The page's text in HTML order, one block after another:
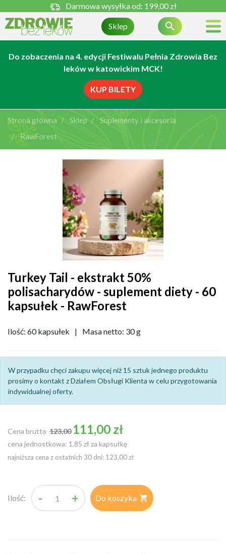
Darmowa wysyłka od: 199,00 zł
Sklep 
Do zobaczenia na 4. edycji Festiwalu Pełnia Zdrowia Bez
leków w katowickim MCK!
KUP BILETY
Strona główna Sklep
Suplementy i akcesoria
RawForest
Turkey Tail - ekstrakt 50%
polisacharydów - suplement diety - 60
kapsułek - RawForest
Ilość: 60 kapsułek | Masa netto: 30 g
W przypadku chęci zakupu więcej niż 15 sztuk jednego produktu
prosimy o kontakt z Działem Obsługi Klienta w celu przygotowania
indywidualnej oferty.
Cena brutto
Cena podstawowa
123,00 111,00 zł
cena jednostkowa: 1,85 zł za kapsułkę
najniższa cena z ostatnich 30 dni: 123,00 zł
Ilość: - + Do koszyka 